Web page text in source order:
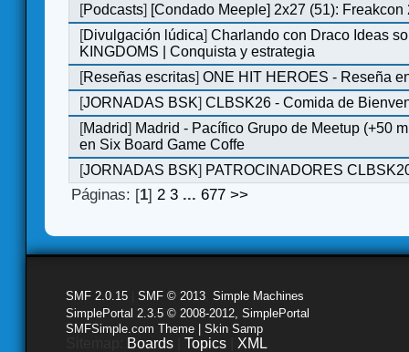
[Podcasts] [Condado Meeple] 2x27 (51): Freakcon
[Divulgación lúdica]Charlando con Draco Ideas
KINGDOMS | Conquista y estrategia
[Reseñas escritas]ONE HIT HEROES - Reseña
[JORNADAS BSK]CLBSK26 - Comida de
[Madrid] Madrid - Pacífico Grupo de Meetup (+50
en Six Board Game Coffe
[JORNADAS BSK] PATROCINADORES
Páginas: [1]2 3 ...677 >>
SMF 2.0.15 SMF © 2013 Simple Machines
SimplePortal 2.3.5 © 2008-2012, SimplePortal
SMFSimple.com Theme | Skin Samp
Boards Topics XML